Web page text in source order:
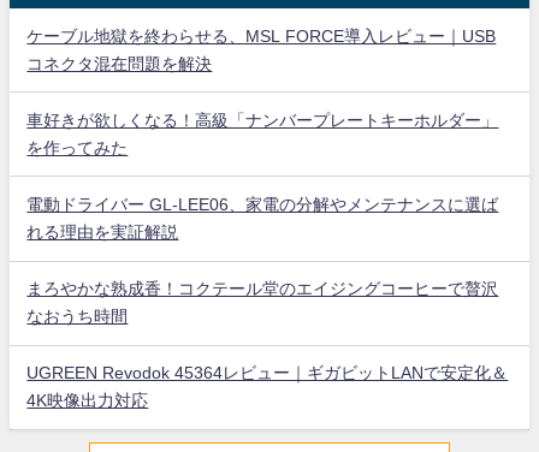
ケーブル地獄を終わらせる、MSL FORCE導入レビュー｜USB
コネクタ混在問題を解決
車好きが欲しくなる！高級「ナンバープレートキーホルダー」
を作ってみた
電動ドライバー GL-LEE06、家電の分解やメンテナンスに選ば
れる理由を実証解説
まろやかな熟成香！コクテール堂のエイジングコーヒーで贅沢
なおうち時間
UGREEN Revodok 45364レビュー｜ギガビットLANで安定化＆
4K映像出力対応